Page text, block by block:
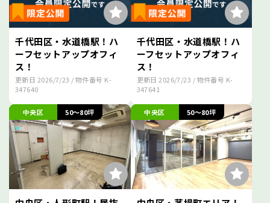
千代田区・水道橋駅！ハ
ーフセットアップオフィ
ス！
更新日 2026/7/23 / 物件番号 K-
347640
千代田区・水道橋駅！ハ
ーフセットアップオフィ
ス！
更新日2026/7/23 / 物件番号 K-
347641
中央区 50～80坪 中央区 50～80坪